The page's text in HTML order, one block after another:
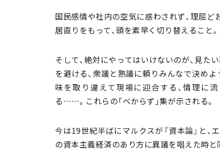
国民感情や社内の空気に惑わされず、理屈
居直りをもって、頭を素早く切り替えること
そして、絶対にやってはいけないのが、見た
を避ける、衆議と熟議に頼りみんなで決め
味を取り違えて現場に迎合する、情理に
る……。これらの「べからず」集が示される。
今は19世紀半ばにマルクスが『資本論』と、
の資本主義経済のあり方に異議を唱えた時